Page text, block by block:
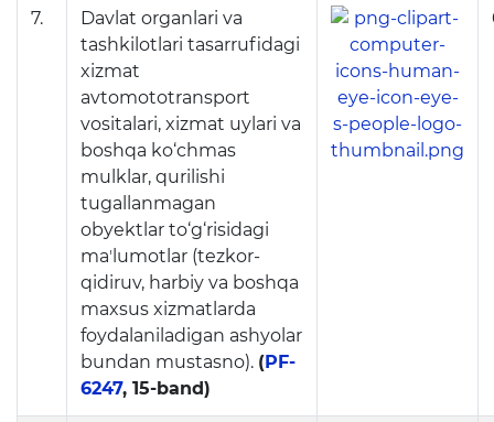
7.
Davlat organlari va
tashkilotlari tasarrufidagi
xizmat
avtomototransport
vositalari, xizmat uylari va
boshqa ko‘chmas
mulklar, qurilishi
tugallanmagan
obyektlar to‘g‘risidagi
maʼlumotlar (tezkor-
qidiruv, harbiy va boshqa
maxsus xizmatlarda
foydalaniladigan ashyolar
bundan mustasno). (PF-
6247, 15-band)